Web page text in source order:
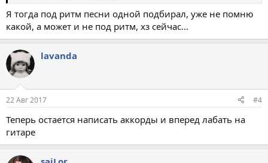
Я тогда под ритм песни одной подбирал, уже не помню
какой, а может и не под ритм, хз сейчас...
lavanda
22 Авг 2017 #4
Теперь остается написать аккорды и вперед лабать на
гитаре